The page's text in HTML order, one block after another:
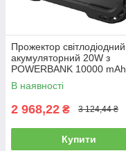
Прожектор світлодіодний
акумуляторний 20W з
POWERBANK 10000 mAh
(вихід USB 5V) FL-2001W
PROTESTER
В наявності
2 968,22 ₴ 3 124,44 ₴
Купити